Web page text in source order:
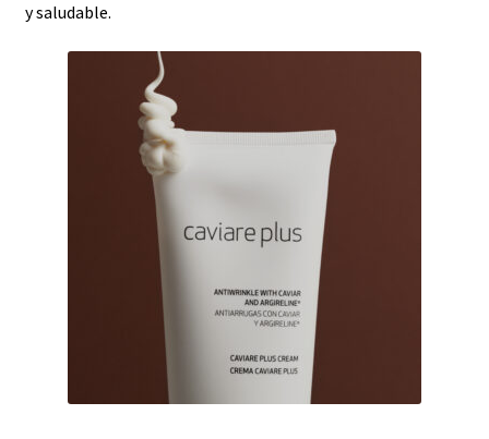
y saludable.